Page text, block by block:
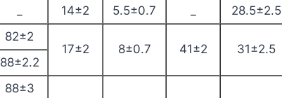
14±2 5.5±0.7 28.5±2.5
82±2
17±2
8±0.7 41±2 31±2.5
88±2.2
88±3